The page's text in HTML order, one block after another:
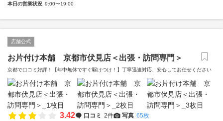
本日の営業状況 9:00〜19:00
店舗公式
お片付け本舗 京都市伏見店＜出張・訪問専門＞
京都で口コミ好評！【年中無休ですぐ駆けつけ！】丁寧迅速対応、安心してお任せください
3.42 口コミ 2件 写真 65枚